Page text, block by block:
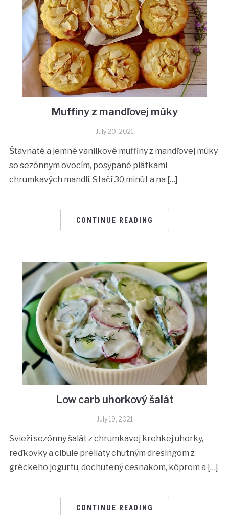
Muffiny z mandľovej múky
July 20, 2021
Šťavnaté a jemné vanilkové muffiny z mandľovej múky
so sezónnym ovocím, posypané plátkami
chrumkavých mandlí. Stačí 30 minút a na […]
CONTINUE READING
Low carb uhorkový šalát
July 19, 2021
Svieži sezónny šalát z chrumkavej krehkej uhorky,
reďkovky a cibule preliaty chutným dresingom z
gréckeho jogurtu, dochutený cesnakom, kôprom a […]
CONTINUE READING